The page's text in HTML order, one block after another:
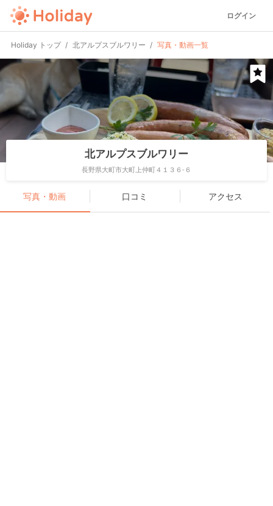
ログイン
Holiday トップ 北アルプスブルワリー 写真・動画一覧
北アルプスブルワリー
長野県大町市大町上仲町４１３６-６
写真・動画 口コミ アクセス